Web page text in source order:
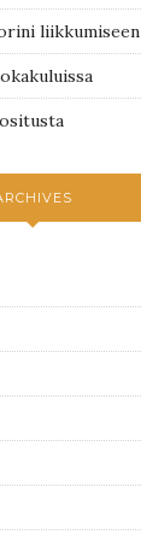
liikkumiseen